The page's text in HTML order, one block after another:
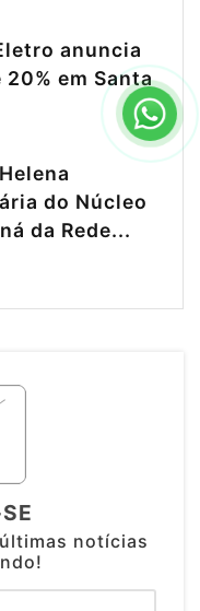
anuncia
em Santa
do Núcleo
da Rede...
notícias